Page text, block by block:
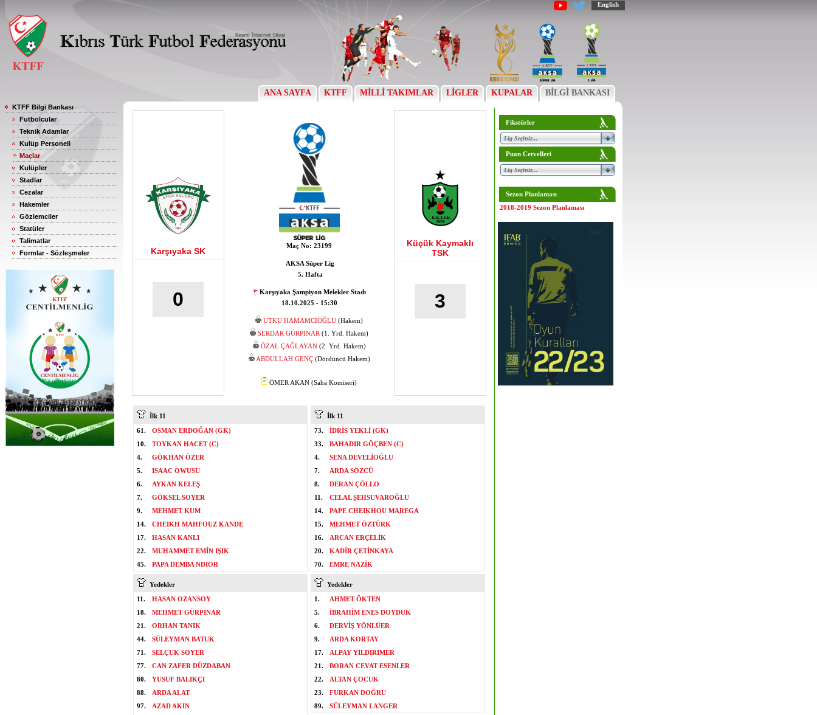
English
ANA SAYFA KTFF MİLLİ TAKIMLAR LİGLER KUPALAR BİLGİ BANKASI
KTFF Bilgi Bankası
Futbolcular
Teknik Adamlar
Kulüp Personeli
Maçlar
Kulüpler
Stadlar
Cezalar
Hakemler
Gözlemciler
Statüler
Talimatlar
Formlar - Sözleşmeler
Karşıyaka SK
0
Maç No: 23199
AKSA Süper Lig
5. Hafta
Karşıyaka Şampiyon Melekler Stadı
18.10.2025 - 15:30
UTKU HAMAMCIOĞLU (Hakem)
SERDAR GÜRPINAR (1. Yrd. Hakem)
ÖZAL ÇAĞLAYAN(2. Yrd. Hakem)
ABDULLAH GENÇ(Dördüncü Hakem)
ÖMER AKAN (Saha Komiseri)
Küçük Kaymaklı
TSK
3
İlk 11
61.
OSMAN ERDOĞAN (GK)
10.
TOYKAN HACET (C)
4.
GÖKHAN ÖZER
5.
ISAAC OWUSU
6.
AYKAN KELEŞ
7.
GÖKSEL SOYER
9.
MEHMET KUM
14.
CHEIKH MAHFOUZ KANDE
17.
HASAN KANLI
22.
MUHAMMET EMİN IŞIK
45.
PAPA DEMBA NDIOR
İlk 11
73.
İDRİS YEKLİ (GK)
33.
BAHADIR GÖÇBEN (C)
4.
SENA DEVELİOĞLU
7.
ARDA SÖZCÜ
8.
DERAN ÇÖLLO
11.
CELAL ŞEHSUVAROĞLU
14.
PAPE CHEIKHOU MAREGA
15.
MEHMET ÖZTÜRK
16.
ARCAN ERÇELİK
20.
KADİR ÇETİNKAYA
70.
EMRE NAZİK
Yedekler
11.
HASAN OZANSOY
18.
MEHMET GÜRPINAR
21.
ORHAN TANIK
44.
SÜLEYMAN BATUK
71.
SELÇUK SOYER
77.
CAN ZAFER DÜZDABAN
80.
YUSUF BALIKÇI
88.
ARDA ALAT
97.
AZAD AKIN
Yedekler
1.
AHMET ÖKTEN
5.
İBRAHİM ENES DOYDUK
6.
DERVİŞ YÖNLÜER
9.
ARDA KORTAY
17.
ALPAY YILDIRIMER
21.
BORAN CEVAT ESENLER
22.
ALTAN ÇOCUK
23.
FURKAN DOĞRU
89.
SÜLEYMAN LANGER
Fikstürler
Puan Cetvelleri
Sezon Planlaması
2018-2019 Sezon Planlaması